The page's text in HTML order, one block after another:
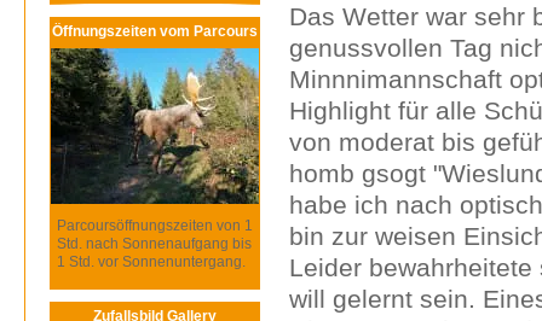
Öffnungszeiten vom Parcours
Parcoursöffnungszeiten von 1
Std. nach Sonnenaufgang bis
1 Std. vor Sonnenuntergang.
Zufallsbild Gallery
Das Wetter war sehr
genussvollen Tag
Minnnimannschaft
Highlight für alle
von moderat bis
homb gsogt
habe ich nach
bin zur weisen
Leider
will gelernt sein.